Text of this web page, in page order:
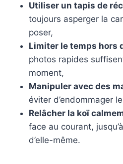
Utiliser un tapis de
toujours asperger la
poser,
Limiter le temps hors
photos rapides
moment,
Manipuler avec des
éviter d’endommager
Relâcher la koï
face au courant,
d’elle-même.